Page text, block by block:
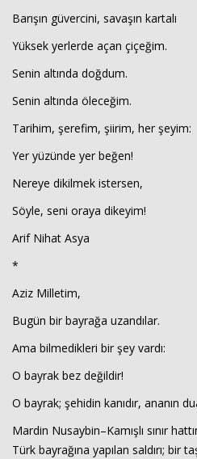
Barışın güvercini, savaşın kartalı
Yüksek yerlerde açan çiçeğim.
Senin altında doğdum.
Senin altında öleceğim.
Tarihim, şerefim, şiirim, her şeyim:
Yer yüzünde yer beğen!
Nereye dikilmek istersen,
Söyle, seni oraya dikeyim!
Arif Nihat Asya
*
Aziz Milletim,
Bugün bir bayrağa uzandılar.
Ama bilmedikleri bir şey vardı:
O bayrak bez değildir!
O bayrak; şehidin kanıdır, ananın
Mardin Nusaybin–Kamışlı sınır
Türk bayrağına yapılan saldırı; bir